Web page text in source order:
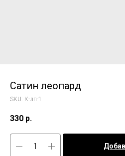
Сатин леопард
SKU: К-лп-1
330 р.